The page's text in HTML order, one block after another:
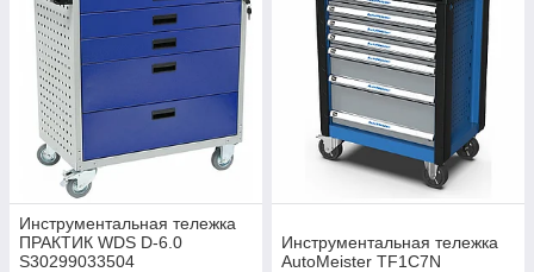
Инструментальная тележка
ПРАКТИК WDS D-6.0
S30299033504
Инструментальная тележка
AutoMeister TF1C7N